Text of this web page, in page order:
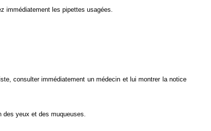
immédiatement les pipettes usagées.
consulter immédiatement un médecin et lui montrer la notice
des yeux et des muqueuses.